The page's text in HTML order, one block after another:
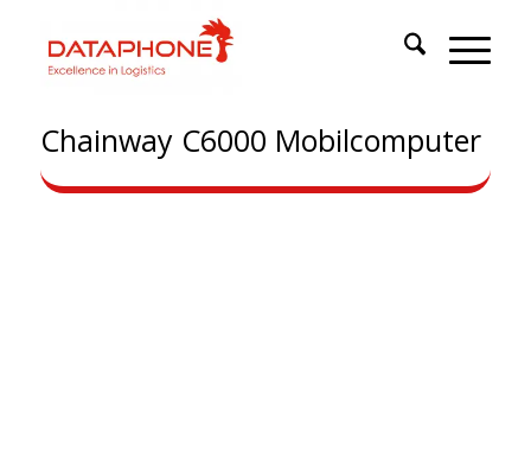
Chainway C6000 Mobilcomputer